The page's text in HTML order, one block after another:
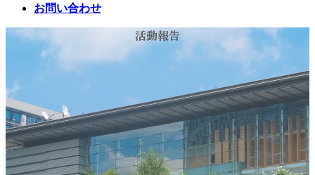
お問い合わせ
活動報告